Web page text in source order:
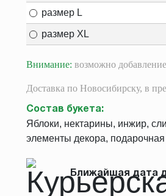
размер L
размер XL
Внимание: возможно
Доставка по Новосибирску, в
Состав букета:
Яблоки, нектарины, инжир,
элементы декора, подарочная
Ближайшая дата